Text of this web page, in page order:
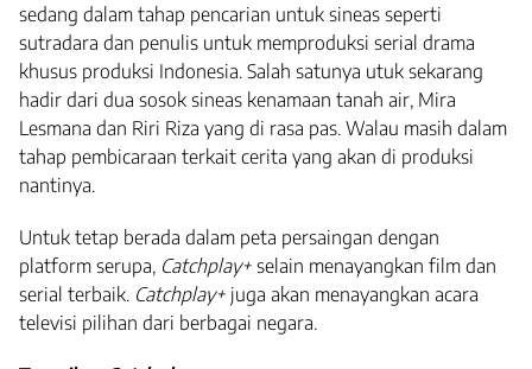
sedang dalam tahap pencarian untuk sineas seperti
sutradara dan penulis untuk memproduksi serial drama
khusus produksi Indonesia. Salah satunya utuk sekarang
hadir dari dua sosok sineas kenamaan tanah air, Mira
Lesmana dan Riri Riza yang di rasa pas. Walau masih dalam
tahap pembicaraan terkait cerita yang akan di produksi
nantinya.
Untuk tetap berada dalam peta persaingan dengan
platform serupa, Catchplay+ selain menayangkan film dan
serial terbaik. Catchplay+ juga akan menayangkan acara
televisi pilihan dari berbagai negara.